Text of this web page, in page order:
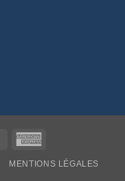
MasterCard
MENTIONS LÉGALES